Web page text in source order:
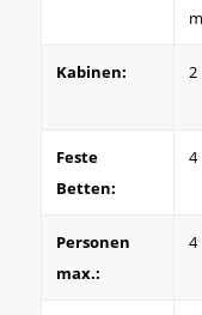
m
Kabinen: 2
Feste
Betten:
4
Personen
max.:
4